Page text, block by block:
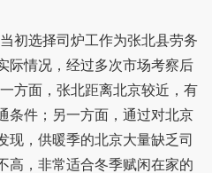
初选择司炉工作为张北县劳务
际情况，经过多次市场考察后
方面，张北距离北京较近，有
条件；另一方面，通过对北京
现，供暖季的北京大量缺乏司
高，非常适合冬季赋闲在家的